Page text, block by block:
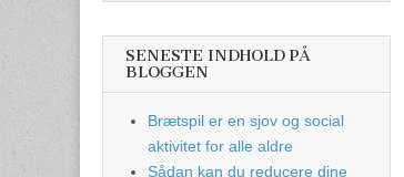
SENESTE INDHOLD PÅ
BLOGGEN
Brætspil er en sjov og social
aktivitet for alle aldre
Sådan kan du reducere dine